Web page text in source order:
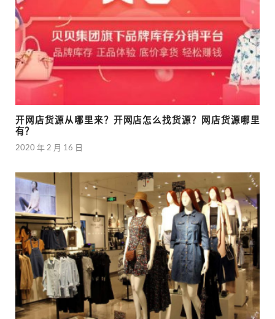
开网店货源从哪里来？开网店怎么找货源？网店货源哪里
有？
2020 年 2 月 16 日